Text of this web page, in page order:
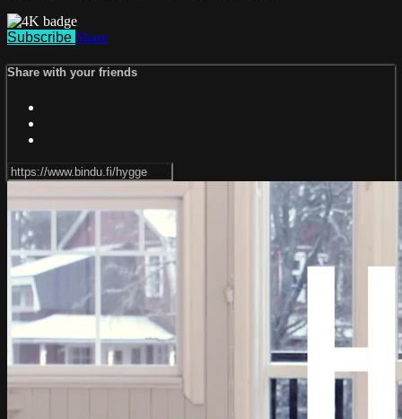
Subscribe Share
Share with your friends